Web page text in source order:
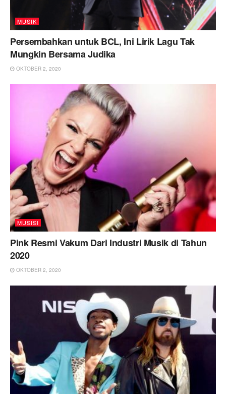
MUSIK
Persembahkan untuk BCL, Ini Lirik Lagu Tak
Mungkin Bersama Judika
OKTOBER 2, 2020
MUSISI
Pink Resmi Vakum Dari Industri Musik di Tahun
2020
OKTOBER 2, 2020